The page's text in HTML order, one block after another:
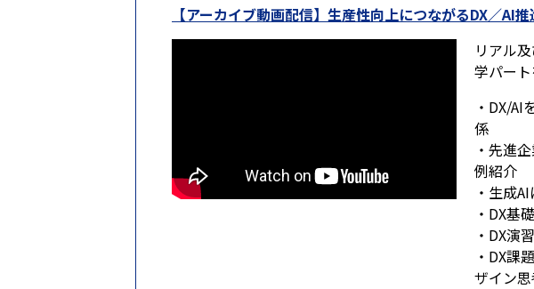
【アーカイブ動画配信】生産性向上につながるDX／
リアル
学パー
・DX/
係
・先進
例紹介
・生成
・DX基
・DX演
・DX課
ザイン思